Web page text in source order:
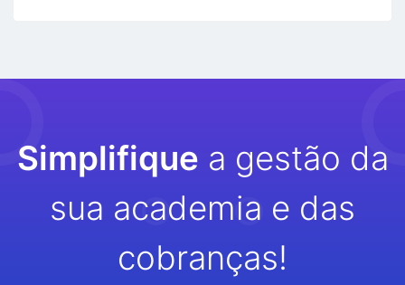
Simplifique a gestão da
sua academia e das
cobranças!